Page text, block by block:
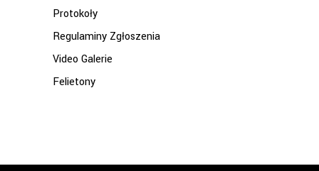
Protokoły
Regulaminy Zgłoszenia
Video Galerie
Felietony